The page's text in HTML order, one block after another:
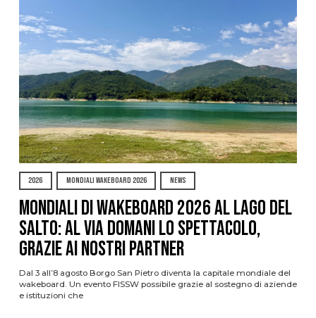
2026 MONDIALI WAKEBOARD 2026 NEWS
Mondiali di Wakeboard 2026 al Lago del
Salto: al via domani lo spettacolo,
grazie ai nostri Partner
Dal 3 all’8 agosto Borgo San Pietro diventa la capitale mondiale del
wakeboard. Un evento FISSW possibile grazie al sostegno di aziende
e istituzioni che